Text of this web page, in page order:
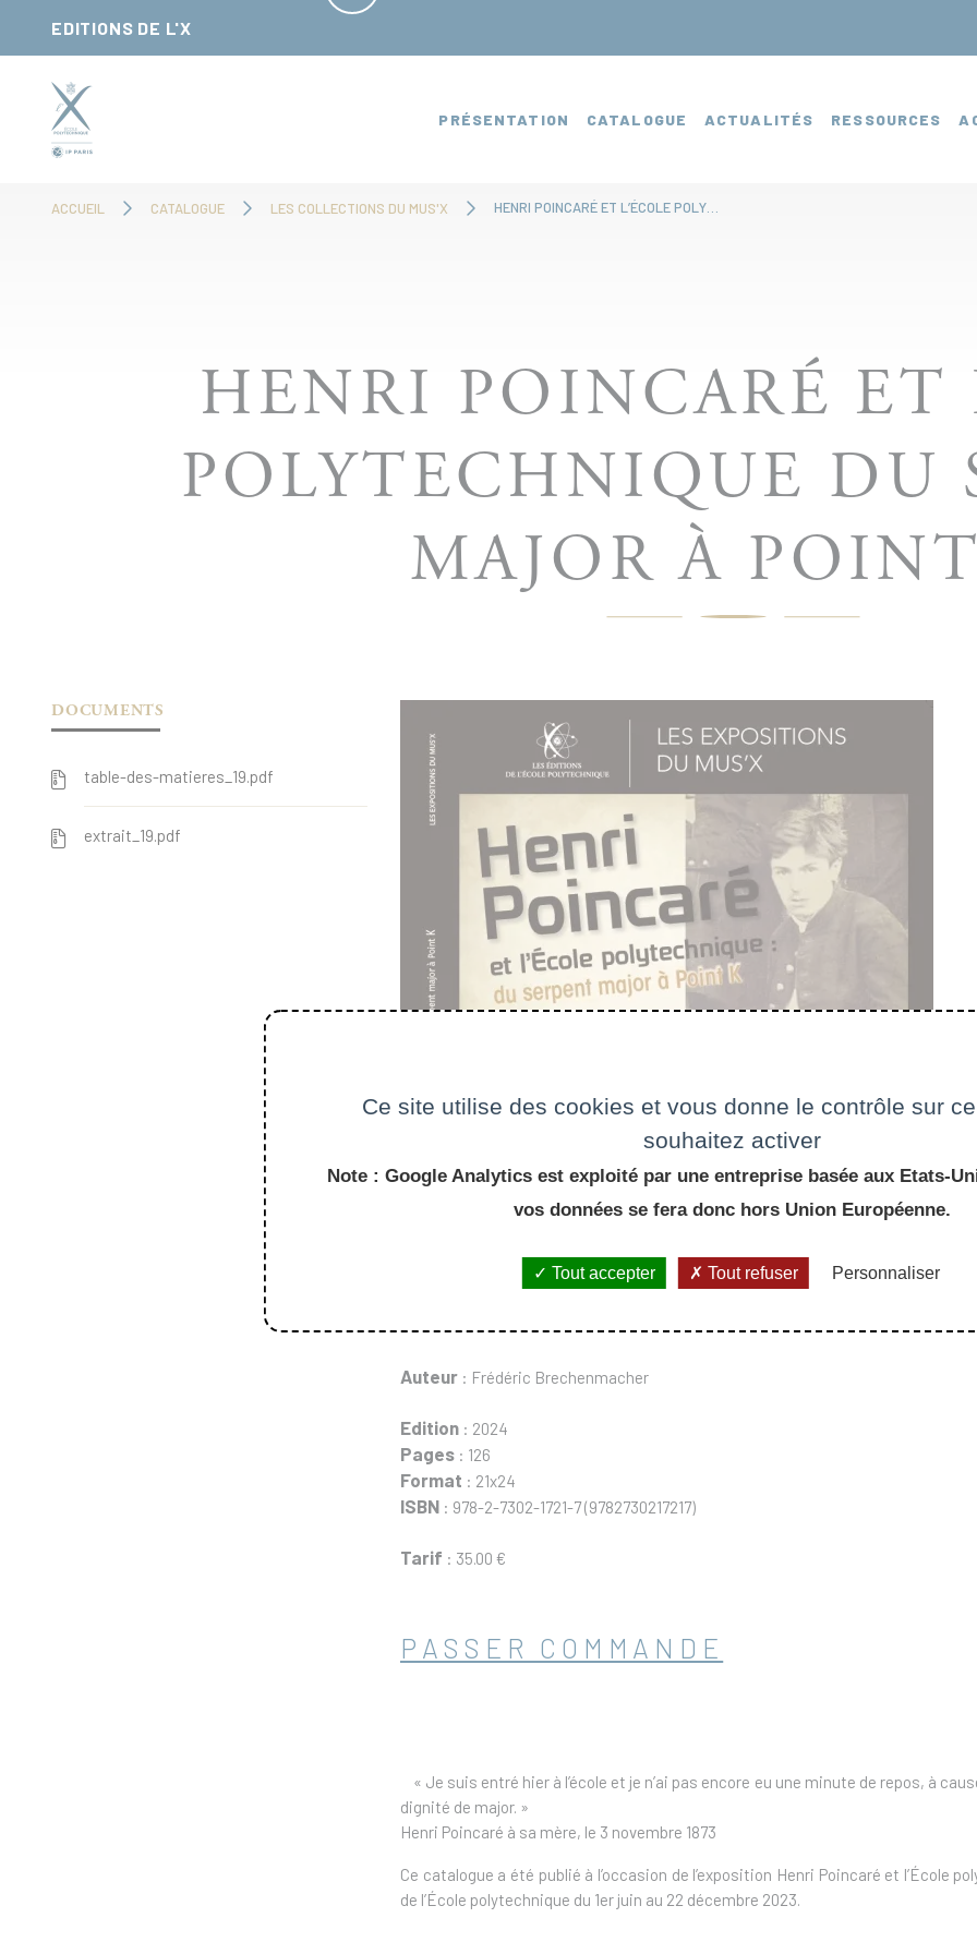
EDITIONS DE L'X
PRÉSENTATION CATALOGUE ACTUALITÉS RESSOURCES
ACCUEIL CATALOGUE LES COLLECTIONS DU MUS'X
HENRI POINCARÉ ET
POLYTECHNIQUE DU
MAJOR À
DOCUMENTS
table-des-matieres_19.pdf
extrait_19.pdf
Auteur : Frédéric Brechenmacher
Edition : 2024
Pages : 126
Format : 21x24
ISBN : 978-2-7302-1721-7 (9782730217217)
Tarif : 35.00 €
PASSER COMMANDE
« Je suis entré hier à l’école et je n’ai pas encore eu une minute de repos, à
dignité de major. »
Henri Poincaré à sa mère, le 3 novembre 1873
Ce catalogue a été publié à l’occasion de l’exposition Henri Poincaré et l’École
de l’École polytechnique du 1er juin au 22 décembre 2023.
Ce site utilise des cookies et vous donne le contrôle sur
souhaitez activer
Note : Google Analytics est exploité par une entreprise basée aux Etats-
vos données se fera donc hors Union Européenne.
Tout accepter Tout refuser Personnaliser